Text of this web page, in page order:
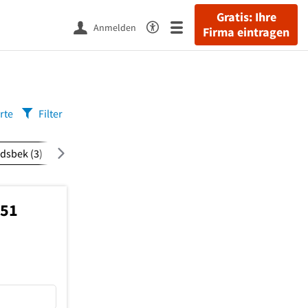
Gratis: Ihre
Firma eintragen
Anmelden
Filter
(3)